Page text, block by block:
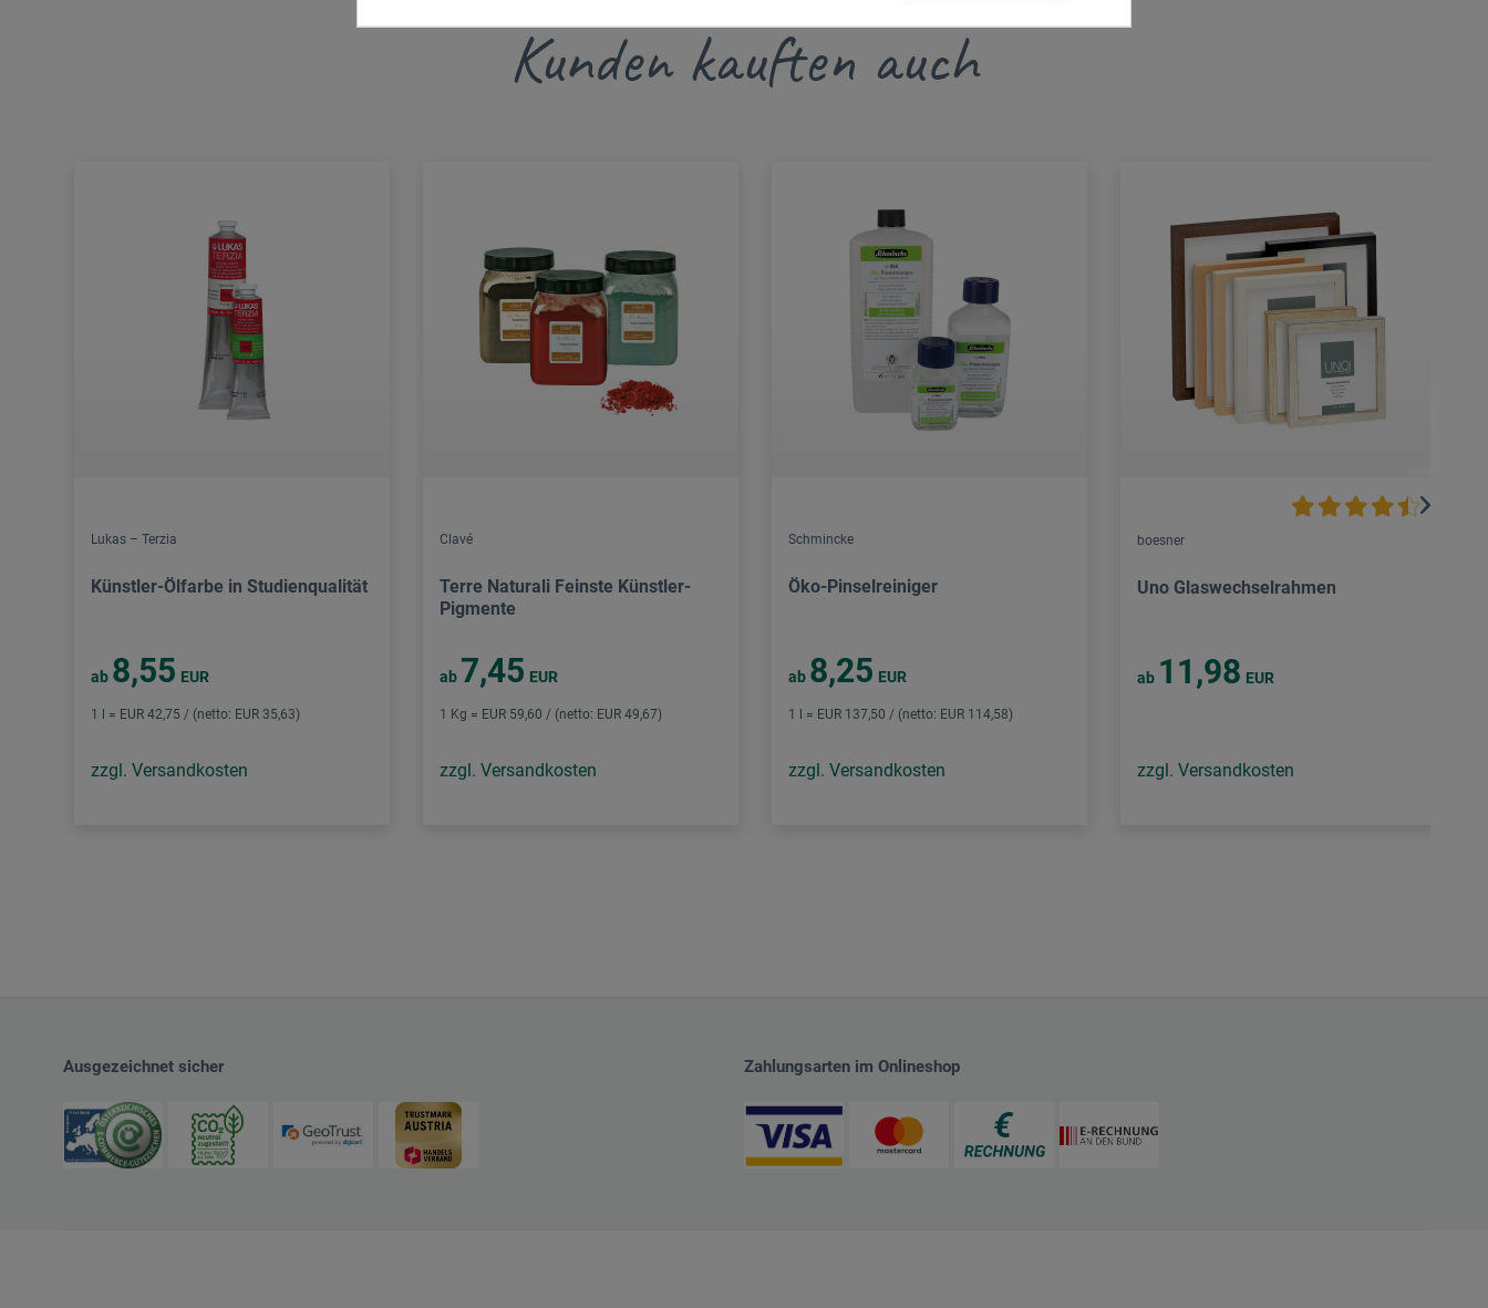
Kunden kauften auch
Lukas – Terzia
Künstler-Ölfarbe in Studienqualität
ab 8,55 EUR
1 l = EUR 42,75 / (netto: EUR 35,63)
zzgl. Versandkosten
Clavé
Terre Naturali Feinste Künstler-
Pigmente
ab 7,45 EUR
1 Kg = EUR 59,60 / (netto: EUR 49,67)
zzgl. Versandkosten
Schmincke
Öko-Pinselreiniger
ab 8,25 EUR
1 l = EUR 137,50 / (netto: EUR 114,58)
zzgl. Versandkosten
boesner
Uno Glaswechselrahmen
ab 11,98 EUR
zzgl. Versandkosten
Ausgezeichnet sicher Zahlungsarten im Onlineshop